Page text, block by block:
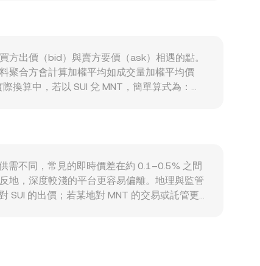
變，SUI/MNT 的 conversion rate 也可能下
對代幣分類與銷售的裁決，都會影響 SUI 的
出價（bid）與賣方要價（ask）相遇的點。
聚合方會計算加權平均如成交量加權平均價
換算中，若以 SUI 兌 MNT，簡單算式為：
的邊際價格），大額兌換會改變池子比例，從
成 SUI/MNT conversion rate 的計算基礎。
需不同，常見的即時價差在約 0.1–0.5% 之間
地，深度較淺的平台更容易偏離。地理與監管
的出價；若某地對 MNT 的交易或託管更便